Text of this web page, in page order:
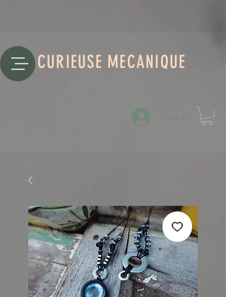
CURIEUSE MECANIQUE
Log-in